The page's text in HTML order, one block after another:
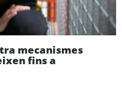
mecanismes
fins a